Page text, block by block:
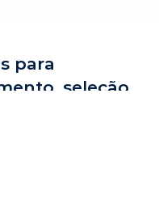
para
seleção